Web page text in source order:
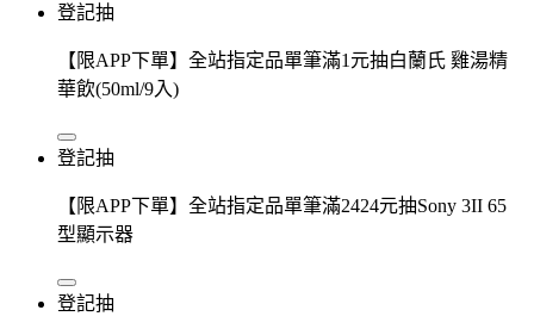
登記抽
【限APP下單】全站指定品單筆滿1元抽白蘭氏 雞湯精
華飲(50ml/9入)
登記抽
【限APP下單】全站指定品單筆滿2424元抽Sony 3II 65
型顯示器
登記抽